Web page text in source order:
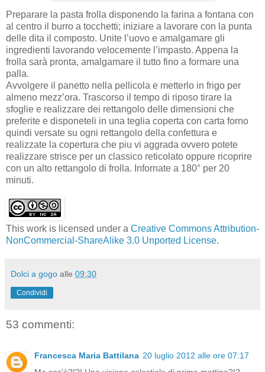
Preparare la pasta frolla disponendo la farina a fontana con
al centro il burro a tocchetti; iniziare a lavorare con la punta
delle dita il composto. Unite l’uovo e amalgamare gli
ingredienti lavorando velocemente l’impasto. Appena la
frolla sarà pronta, amalgamare il tutto fino a formare una
palla.
Avvolgere il panetto nella pellicola e metterlo in frigo per
almeno mezz’ora. Trascorso il tempo di riposo tirare la
sfoglie e realizzare dei rettangolo delle dimensioni che
preferite e disponeteli in una teglia coperta con carta forno
quindi versate su ogni rettangolo della confettura e
realizzate la copertura che piu vi aggrada ovvero potete
realizzare strisce per un classico reticolato oppure ricoprire
con un alto rettangolo di frolla. Infornate a 180° per 20
minuti.
This work is licensed under a Creative Commons Attribution-
NonCommercial-ShareAlike 3.0 Unported License.
Dolci a gogo alle 09:30
Condividi
53 commenti:
Francesca Maria Battilana 20 luglio 2012 alle ore 07:17